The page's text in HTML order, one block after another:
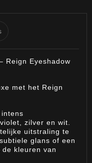
Reign Eyeshadow
met het Reign
zilver en wit.
uitstraling te
glans of een
kleuren van